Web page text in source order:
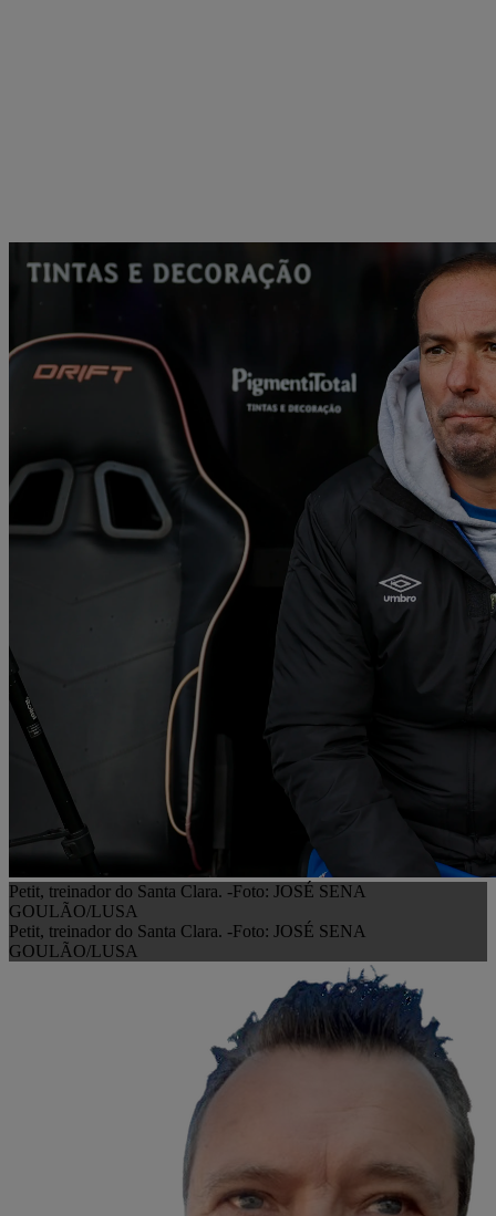
Petit, treinador do Santa Clara. -Foto: JOSÉ SENA
GOULÃO/LUSA
Petit, treinador do Santa Clara. -Foto: JOSÉ SENA
GOULÃO/LUSA